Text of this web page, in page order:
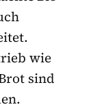
wie
sind